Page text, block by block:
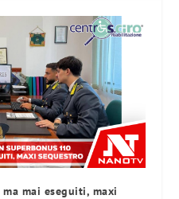
mai eseguiti, maxi